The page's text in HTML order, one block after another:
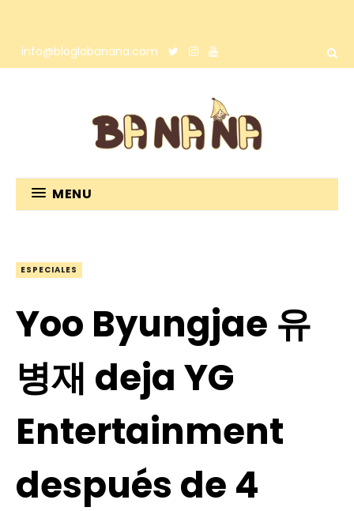
info@bloglabanana.com
MENU
ESPECIALES
Yoo Byungjae 유
병재 deja YG
Entertainment
después de 4